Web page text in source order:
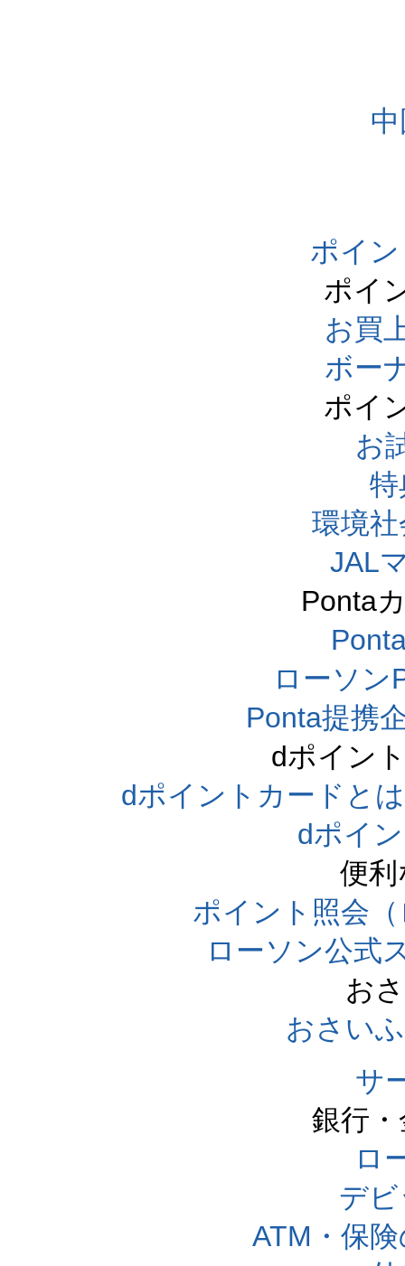
ポイ
ポイ
お買
ボー
ポイ
お
環境
JAL
Ponta
ローソン
Ponta提携
dポイン
dポイントカードと
dポイ
便
ポイント照会
ローソン公式
お
おさい
サ
銀行
ロ
デ
ATM・保